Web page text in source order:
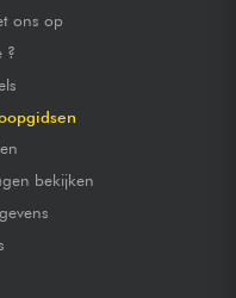
ons op
?
bekijken